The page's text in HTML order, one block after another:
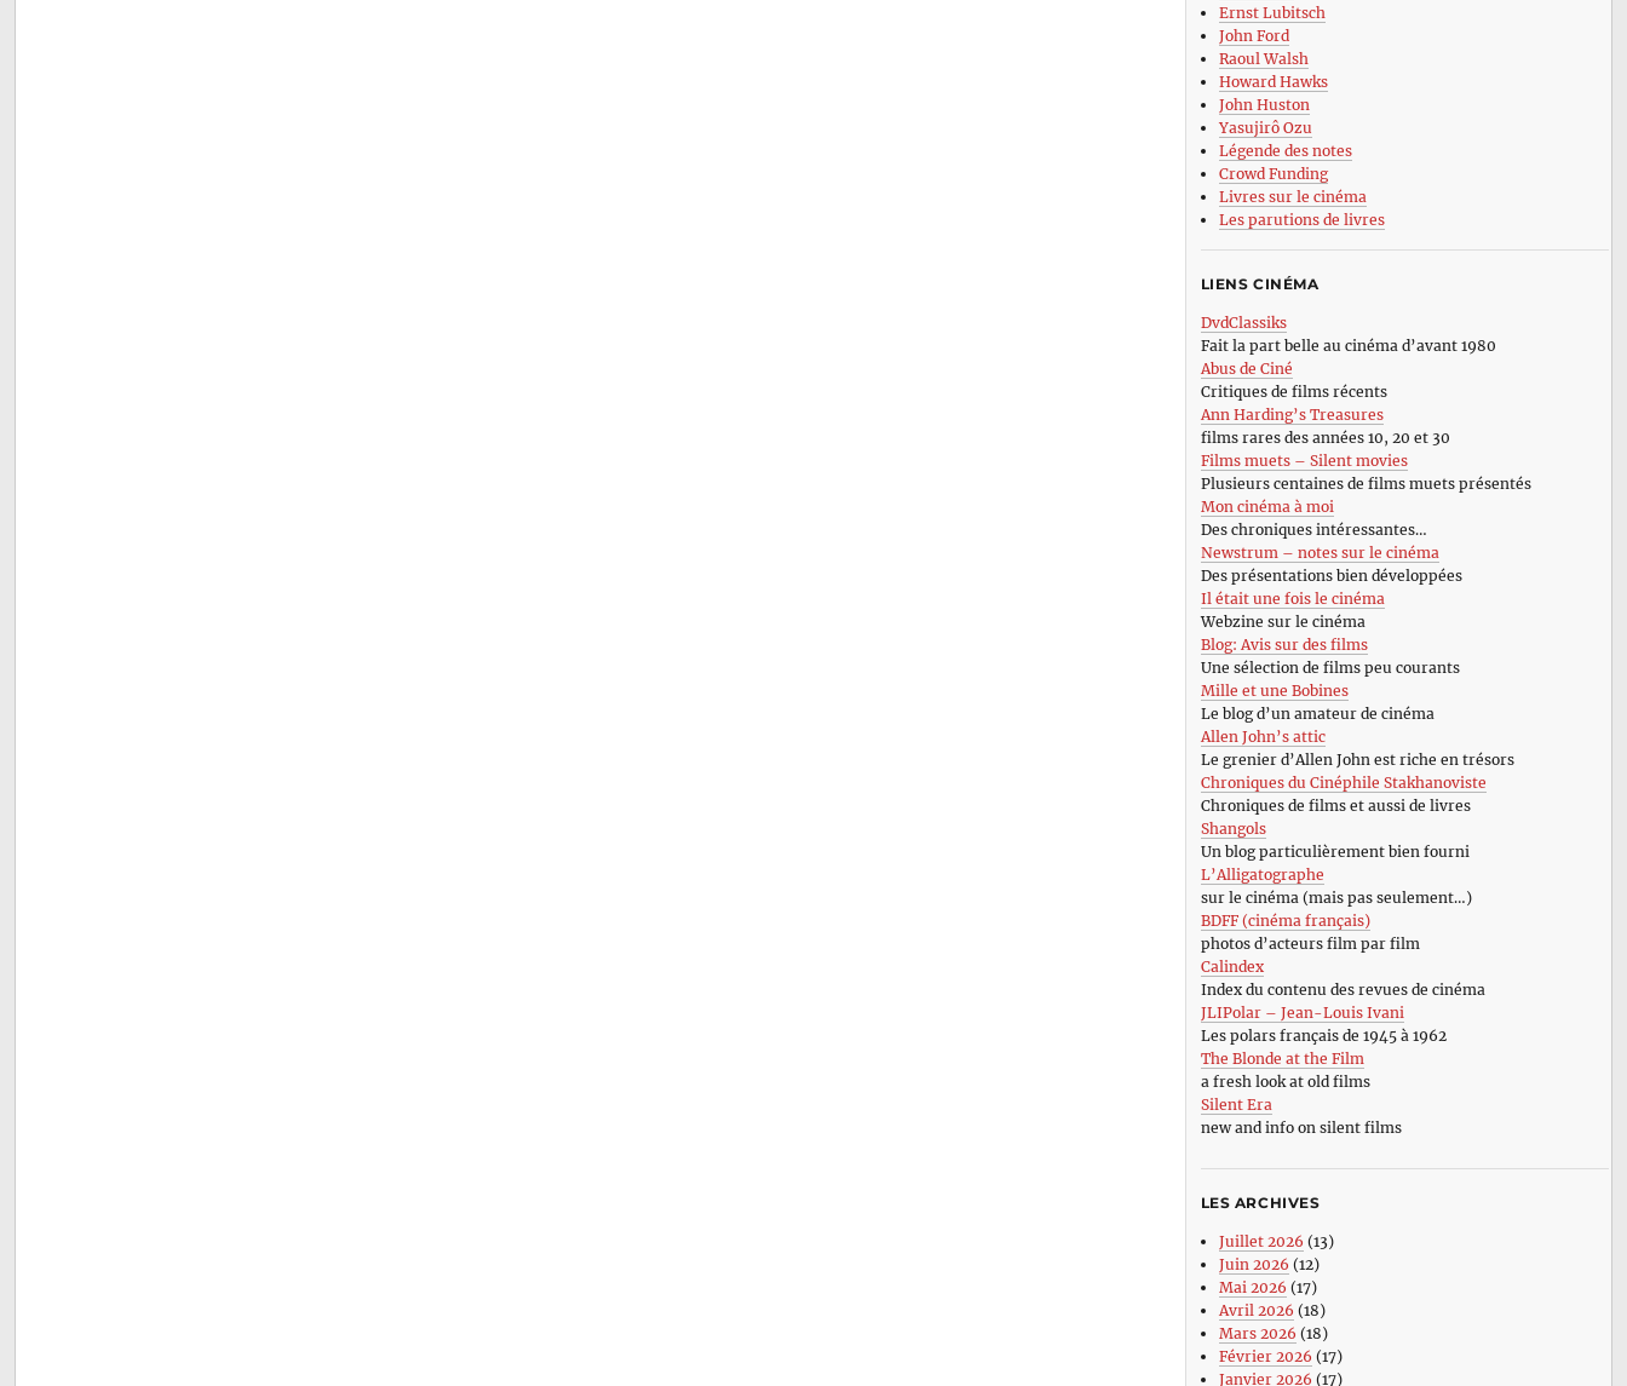
Ernst Lubitsch
John Ford
Raoul Walsh
Howard Hawks
John Huston
Yasujirô Ozu
Légende des notes
Crowd Funding
Livres sur le cinéma
Les parutions de livres
LIENS CINÉMA
DvdClassiks
Fait la part belle au cinéma d’avant 1980
Abus de Ciné
Critiques de films récents
Ann Harding’s Treasures
films rares des années 10, 20 et 30
Films muets – Silent movies
Plusieurs centaines de films muets présentés
Mon cinéma à moi
Des chroniques intéressantes…
Newstrum – notes sur le cinéma
Des présentations bien développées
Il était une fois le cinéma
Webzine sur le cinéma
Blog: Avis sur des films
Une sélection de films peu courants
Mille et une Bobines
Le blog d’un amateur de cinéma
Allen John’s attic
Le grenier d’Allen John est riche en trésors
Chroniques du Cinéphile Stakhanoviste
Chroniques de films et aussi de livres
Shangols
Un blog particulièrement bien fourni
L’Alligatographe
sur le cinéma (mais pas seulement…)
BDFF (cinéma français)
photos d’acteurs film par film
Calindex
Index du contenu des revues de cinéma
JLIPolar – Jean-Louis Ivani
Les polars français de 1945 à 1962
The Blonde at the Film
a fresh look at old films
Silent Era
new and info on silent films
LES ARCHIVES
Juillet 2026 (13)
Juin 2026 (12)
Mai 2026 (17)
Avril 2026 (18)
Mars 2026 (18)
Février 2026 (17)
Janvier 2026 (17)